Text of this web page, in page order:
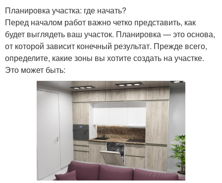
Планировка участка: где начать?
Перед началом работ важно четко представить, как
будет выглядеть ваш участок. Планировка — это основа,
от которой зависит конечный результат. Прежде всего,
определите, какие зоны вы хотите создать на участке.
Это может быть: